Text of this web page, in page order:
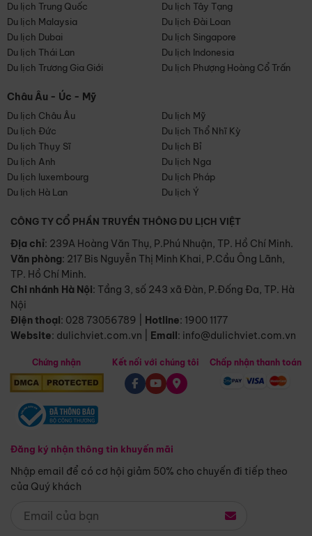
Du lịch Trung Quốc
Du lịch Tây Tạng
Du lịch Malaysia
Du lịch Đài Loan
Du lịch Dubai
Du lịch Singapore
Du lịch Thái Lan
Du lịch Indonesia
Du lịch Trương Gia Giới
Du lịch Phượng Hoàng Cổ Trấn
Châu Âu - Úc - Mỹ
Du lịch Châu Âu
Du lịch Mỹ
Du lịch Đức
Du lịch Thổ Nhĩ Kỳ
Du lịch Thụy Sĩ
Du lịch Bỉ
Du lịch Anh
Du lịch Nga
Du lịch luxembourg
Du lịch Pháp
Du lịch Hà Lan
Du lịch Ý
CÔNG TY CỔ PHẦN TRUYỀN THÔNG DU LỊCH VIỆT
Địa chỉ: 239A Hoàng Văn Thụ, P.Phú Nhuận, TP. Hồ Chí Minh.
Văn phòng: 217 Bis Nguyễn Thị Minh Khai, P.Cầu Ông Lãnh,
TP. Hồ Chí Minh.
Chi nhánh Hà Nội: Tầng 3, số 243 xã Đàn, P.Đống Đa, TP. Hà
Nội
Điện thoại: 028 73056789 Hotline: 1900 1177
Website: dulichviet.com.vn Email: info@dulichviet.com.vn
Chứng nhận
Đăng ký nhận thông tin khuyến mãi
Nhập email để có cơ hội giảm 50% cho chuyến đi tiếp theo
của Quý khách
Kết nối với chúng tôi Chấp nhận thanh toán